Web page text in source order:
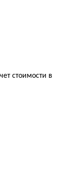
стоимости в